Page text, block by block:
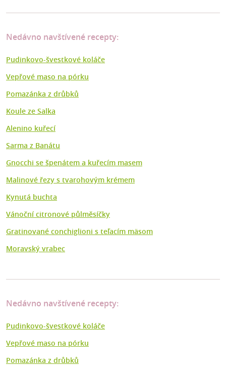
Nedávno navštívené recepty:
Pudinkovo-švestkové koláče
Vepřové maso na pórku
Pomazánka z drůbků
Koule ze Salka
Alenino kuřecí
Sarma z Banátu
Gnocchi se špenátem a kuřecím masem
Malinové řezy s tvarohovým krémem
Kynutá buchta
Vánoční citronové půlměsíčky
Gratinované conchiglioni s teľacím mäsom
Moravský vrabec
Nedávno navštívené recepty:
Pudinkovo-švestkové koláče
Vepřové maso na pórku
Pomazánka z drůbků